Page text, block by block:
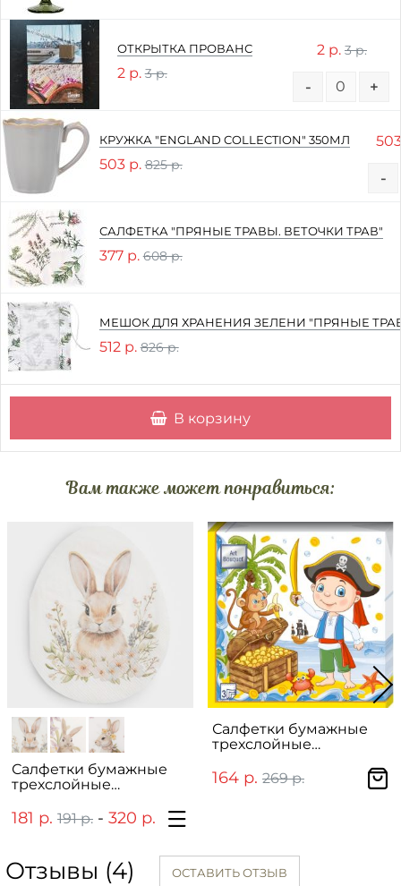
ОТКРЫТКА ПРОВАНС
2 р. 3 р.
2 р. 3 р.
- +
КРУЖКА "ENGLAND COLLECTION" 350МЛ
503 р. 825 р.
-
САЛФЕТКА "ПРЯНЫЕ ТРАВЫ. ВЕТОЧКИ ТРАВ"
377 р. 608 р.
МЕШОК ДЛЯ ХРАНЕНИЯ ЗЕЛЕНИ "ПРЯНЫЕ
512 р. 826 р.
В корзину
Вам также может понравиться:
Салфетки бумажные
трехслойные
181 р. 191 р. - 320 р. 337 р.
Салфетки бумажные
трехслойные
ВЕЧЕРИНКА"
164 р. 269 р.
Отзывы (4) ОСТАВИТЬ ОТЗЫВ